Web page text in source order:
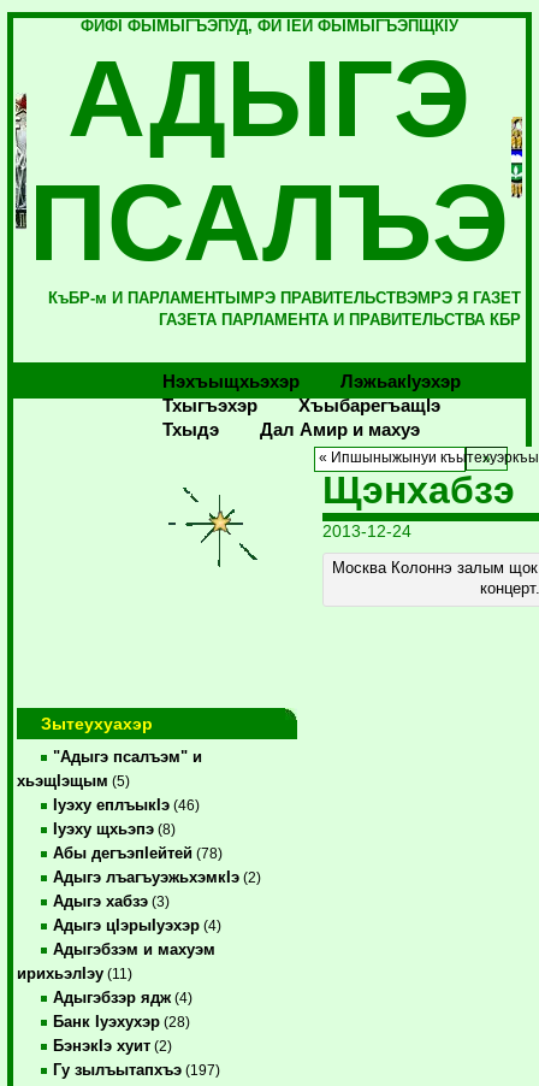
ФИФI ФЫМЫГЪЭПУД, ФИ IЕЙ ФЫМЫГЪЭПЩКIУ
АДЫГЭ
ПСАЛЪЭ
КъБР-м И ПАРЛАМЕНТЫМРЭ ПРАВИТЕЛЬСТВЭМРЭ Я ГАЗЕТ
ГАЗЕТА ПАРЛАМЕНТА И ПРАВИТЕЛЬСТВА КБР
Нэхъыщхьэхэр
Лэжьакlуэхэр
Тхыгъэхэр
Хъыбарегъащlэ
Тхыдэ
Дал Амир и махуэ
Зытеухуахэр
"Адыгэ псалъэм" и
хьэщIэщым (5)
Iуэху еплъыкIэ (46)
Iуэху щхьэпэ (8)
Абы дегъэпIейтей (78)
Адыгэ лъагъуэжьхэмкIэ (2)
Адыгэ хабзэ (3)
Адыгэ цIэрыIуэхэр (4)
Адыгэбзэм и махуэм
ирихьэлIэу (11)
Адыгэбзэр ядж (4)
Банк Iуэхухэр (28)
БэнэкIэ хуит (2)
Гу зылъытапхъэ (197)
« Ипшыныжынуи
Щэнхабзэ
2013-12-24
Москва Колоннэ залым